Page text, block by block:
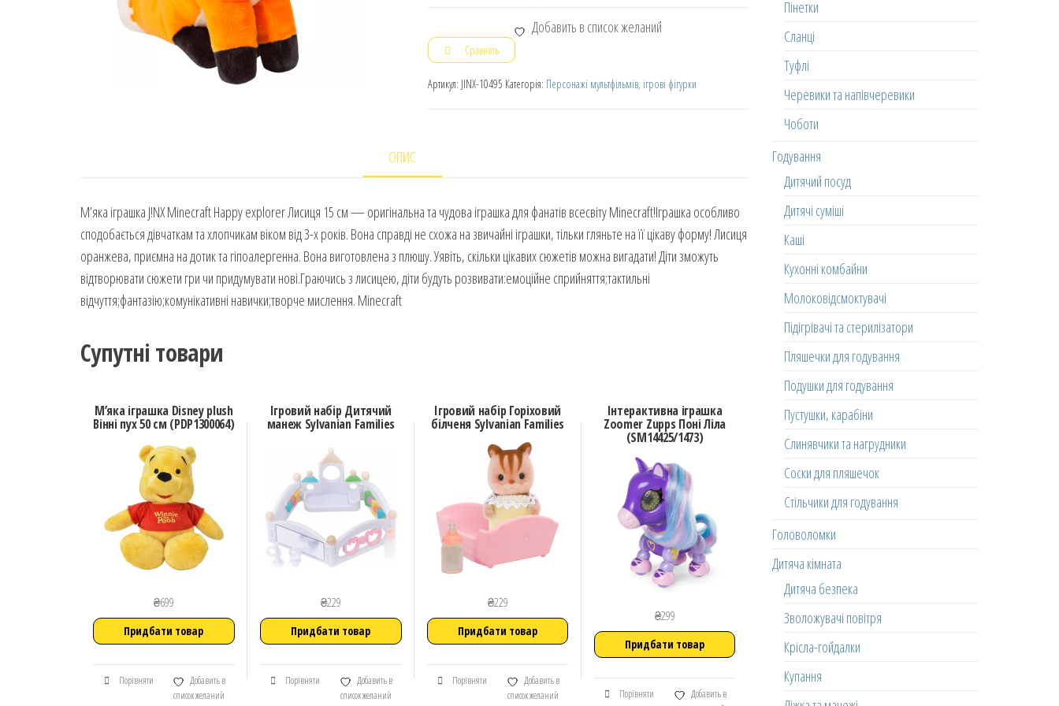
Добавить в список желаний
Сравнить
Артикул: JINX-10495 Категорія: Персонажі мультфільмів, ігрові фігурки
ОПИС
М’яка іграшка J!NX Minecraft Happy explorer Лисиця 15 см — оригінальна та чудова іграшка для фанатів всесвіту Minecraft!Іграшка особливо
сподобається дівчаткам та хлопчикам віком від 3-х років. Вона справді не схожа на звичайні іграшки, тільки гляньте на її цікаву форму! Лисиця
оранжева, приємна на дотик та гіпоалергенна. Вона виготовлена з плюшу. Уявіть, скільки цікавих сюжетів можна вигадати! Діти зможуть
відтворювати сюжети гри чи придумувати нові.Граючись з лисицею, діти будуть розвивати:емоційне сприйняття;тактильні
відчуття;фантазію;комунікативні навички;творче мислення. Minecraft
Супутні товари
М’яка іграшка Disney plush
Вінні пух 50 см (PDP1300064)
₴699
Придбати товар
Порівняти
Добавить в
список желаний
Ігровий набір Дитячий
манеж Sylvanian Families
₴229
Придбати товар
Порівняти
Добавить в
список желаний
Ігровий набір Горіховий
білченя Sylvanian Families
₴229
Придбати товар
Порівняти
Добавить в
список желаний
Інтерактивна іграшка
Zoomer Zupps Поні Ліла
(SM14425/1473)
₴299
Придбати товар
Порівняти
Добавить в
Пінетки
Сланці
Туфлі
Черевики та напівчеревики
Чоботи
Годування
Дитячий посуд
Дитячі суміші
Каші
Кухонні комбайни
Молоковідсмоктувачі
Підігрівачі та стерилізатори
Пляшечки для годування
Подушки для годування
Пустушки, карабіни
Слинявчики та нагрудники
Соски для пляшечок
Стільчики для годування
Головоломки
Дитяча кімната
Дитяча безпека
Зволожувачі повітря
Крісла-гойдалки
Купання